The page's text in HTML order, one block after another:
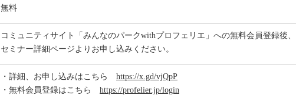
無料
コミュニティサイト「みんなのパークwithプロフェリエ」への無料会員登録後、
セミナー詳細ページよりお申し込みください。
・詳細、お申し込みはこちら https://x.gd/vjQpP
・無料会員登録はこちら https://profelier.jp/login